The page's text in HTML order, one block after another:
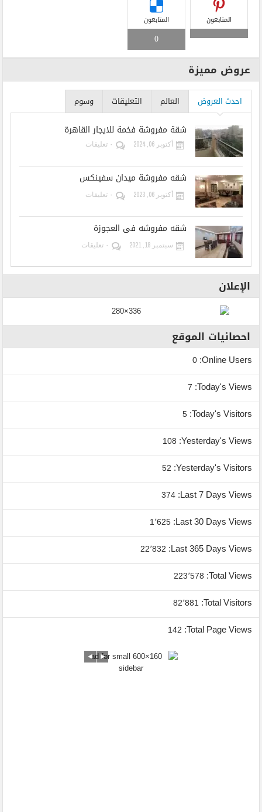
المتابعون المتابعون
0
عروض مميزة
احدث العروض العالم التعليقات وسوم
شقة مفروشة فخمة للايجار القاهرة
أكتوبر 06, 2024 ٠ تعليقات
شقه مفروشة ميدان سفينكس
أكتوبر 06, 2023 ٠ تعليقات
شقه مفروشه فى العجوزة
سبتمبر 18, 2021 ٠ تعليقات
الإعلان
احصائيات الموقع
Online Users:
0
Today's Views:
7
Today's Visitors:
5
Yesterday's Views:
108
Yesterday's Visitors:
52
Last 7 Days Views:
374
Last 30 Days Views: 1٬625
Last 365 Days Views: 22٬832
Total Views: 223٬578
Total Visitors: 82٬881
Total Page Views:
142